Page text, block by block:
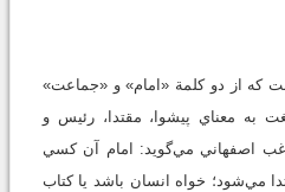
که از دو کلمة «امام» و «جماعت»
معناي پيشوا، مقتدا، رئيس و
(دهخدا، 1332). راغب اصفهاني مي‌گويد: امام آن کسي
مي‌شود؛ خواه انسان باشد يا کتاب